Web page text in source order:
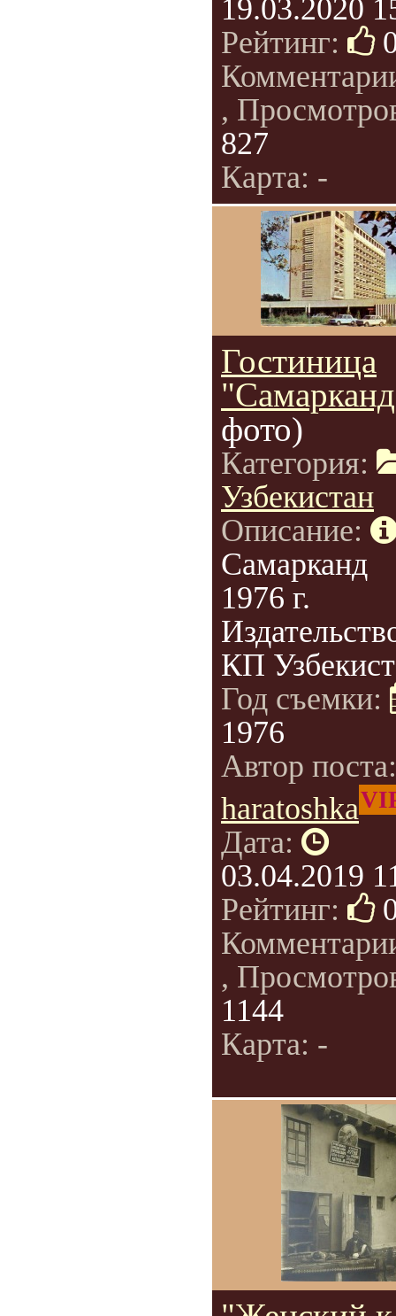
19.03.2020
Рейтинг:
,
827
Карта: -
Гостиница
фото)
Категория:
Узбекистан
Описание:
Самарканд
1976 г.
КП
Год съемки:
1976
Автор
haratoshka
Дата:
03.04.2019
Рейтинг:
,
1144
Карта: -